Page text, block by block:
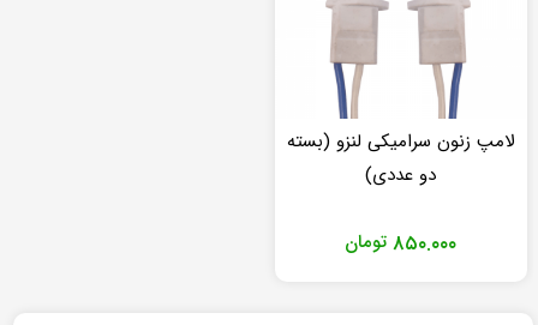
لامپ زنون سرامیکی لنزو (بسته
دو عددی)
تومان ۸۵۰.۰۰۰